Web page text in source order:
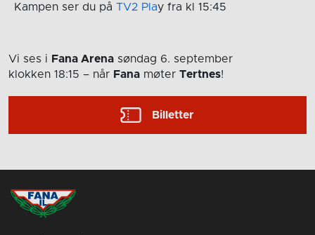
Kampen ser du på TV2 Play fra kl 15:45
Vi ses i Fana Arena søndag 6. september
klokken 18:15 – når Fana møter Tertnes!
Billetter